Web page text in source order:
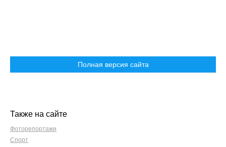
Полная версия сайта
Также на сайте
Фоторепортажи
Спорт